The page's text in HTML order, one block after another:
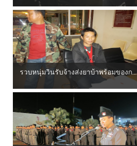
รวบหนุ่มวินรับจ้างส่งยาบ้าพร้อมของก...